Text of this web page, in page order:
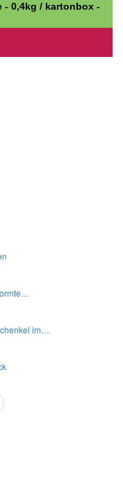
0,4kg / kartonbox -
im…